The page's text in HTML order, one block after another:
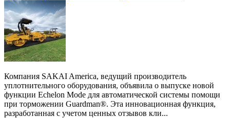
Компания SAKAI America, ведущий производитель
уплотнительного оборудования, объявила о выпуске новой
функции Echelon Mode для автоматической системы помощи
при торможении Guardman®. Эта инновационная функция,
разработанная с учетом ценных отзывов кли...